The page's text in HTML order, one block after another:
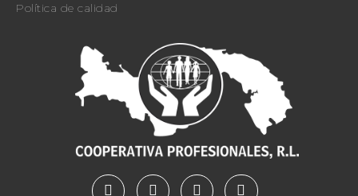
Política de calidad